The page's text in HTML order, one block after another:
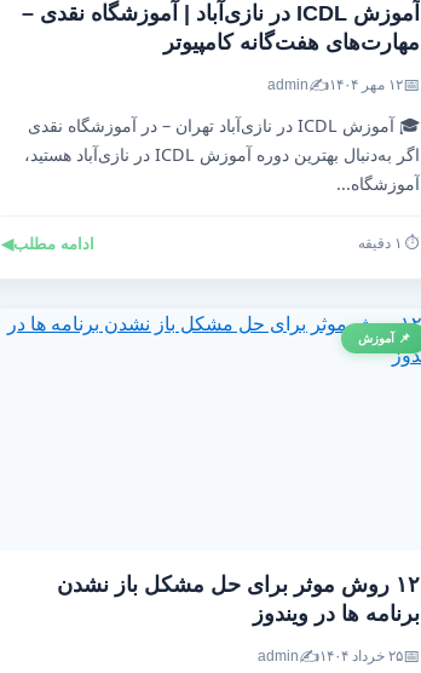
آموزش ICDL در نازی‌آباد | آموزشگاه نقدی –
مهارت‌های هفت‌گانه کامپیوتر
📅۱۲ مهر ۱۴۰۴ ✍️
admin
🎓 آموزش ICDL در نازی‌آباد تهران – در آموزشگاه نقدی
اگر به‌دنبال بهترین دوره آموزش ICDL در نازی‌آباد هستید،
آموزشگاه...
⏱️ ۱ دقیقه ادامه مطلب◀
📌 آموزش
۱۲ روش موثر برای حل مشکل باز نشدن
برنامه ها در ویندوز
📅۲۵ خرداد ۱۴۰۴ ✍️
admin